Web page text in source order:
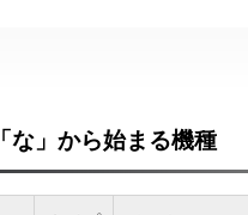
「な」から始まる機種